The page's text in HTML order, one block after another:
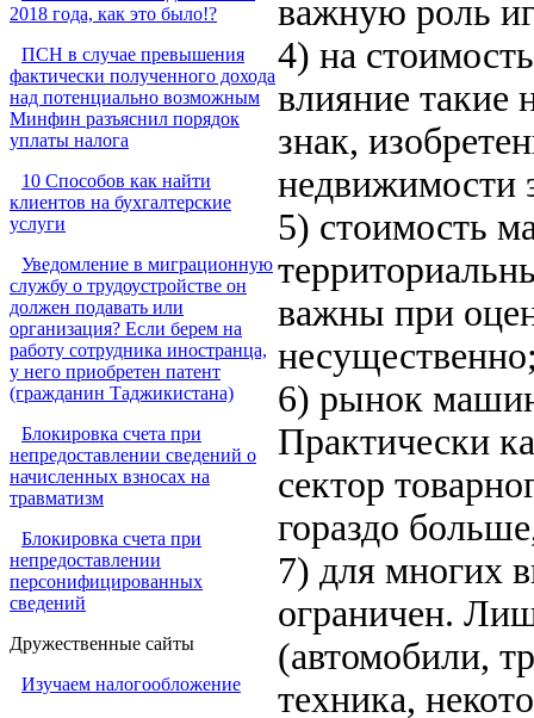
2018 года, как это было!?
ПСН в случае превышения
фактически полученного дохода
над потенциально возможным
Минфин разъяснил порядок
уплаты налога
10 Способов как найти
клиентов на бухгалтерские
услуги
Уведомление в миграционную
службу о трудоустройстве он
должен подавать или
организация? Если берем на
работу сотрудника иностранца,
у него приобретен патент
(гражданин Таджикистана)
Блокировка счета при
непредоставлении сведений о
начисленных взносах на
травматизм
Блокировка счета при
непредоставлении
персонифицированных
сведений
Дружественные сайты
Изучаем налогообложение
важную роль
4) на
влияние такие
знак,
недвижимости
5) стоимость
важны при
6) рынок
Практически
сектор
гораздо
7) для многих
ограничен.
(автомобили,
техника,